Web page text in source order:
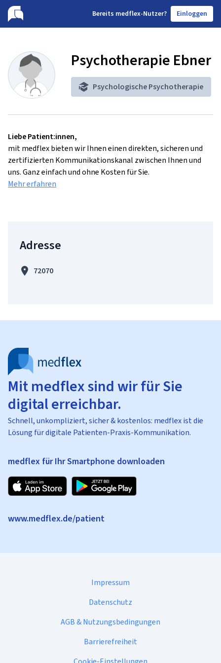
Bereits medflex-Nutzer? Einloggen
Psychotherapie Ebner
Psychologische Psychotherapie
Liebe Patient:innen,
mit medflex bieten wir Ihnen einen direkten, sicheren und
zertifizierten Kommunikationskanal zwischen Ihnen und
uns. Ganz einfach und ohne Kosten für Sie.
Mehr erfahren
Adresse
72070
Mit medflex sind wir für Sie
digital erreichbar.
Schnell, unkompliziert, sicher & kostenlos: medflex ist die
Lösung für digitale Patienten-Praxis-Kommunikation.
medflex für Ihr Smartphone downloaden
www.medflex.de/patient
Impressum
Datenschutz
AGB & Nutzungsbedingungen
Barrierefreiheit